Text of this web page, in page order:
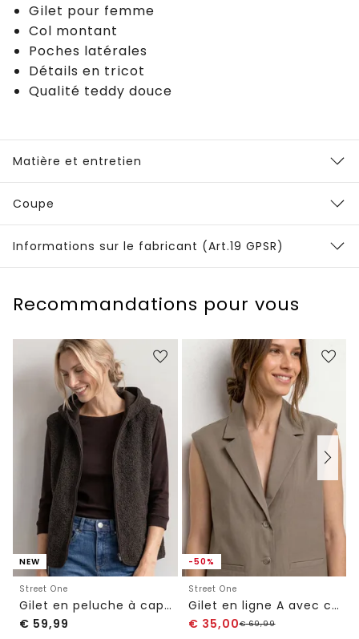
Gilet pour femme
Col montant
Poches latérales
Détails en tricot
Qualité teddy douce
Matière et entretien
Coupe
Informations sur le fabricant (Art.19 GPSR)
Recommandations pour vous
NEW
Street One
Gilet en peluche à capuche et fermeture zip
€ 59,99
-50%
Street One
Gilet en ligne A avec col à revers
€ 35,00€69,99